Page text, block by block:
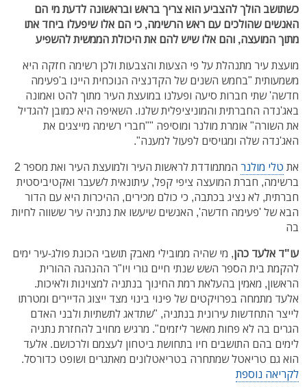
כשתושב הולך להצביע הוא צריך בראש ובראשונה לדעת מי הם
האנשים שהולכים עם ראש הרשימה, כי הם אלו שיפעלו ביחד אתו
מתוך המועצה, והם אלו שיש להם את היכולת הממשית להשפיע
מועצת עיר מתנהלת על פי הצעות והצבעות ולכן רשימה חזקה היא
משמעותית "בחמש השנים של הקדנציה הנוכחית היינו ב'פעימה
חדשה' שתי חברות סיעה ופעלנו במועצת העיר מתוך להט ואמונה
באג'נדה החברתית והמוניציפלית שלנו. השאיפה היא כמובן להגדיל
את השורה" אומרת מולנר ומוסיפה ""חברי רשימה מייצגים את
האג'נדה שלה ומגויסים לפעול למענה".
את טלי מולנר
המתמודדת לראשות העיר ולמועצת העיר ואת מספר 2
ברשימה, חברת המועצה ציפי קפל, עיתונאית לשעבר ואקטיביסטית
חברתית, לא נציג בכתבה, כי כולם מכירים, ההיכרות היא עם הדור
הבא של 'פעימה חדשה', האנשים שיעשו את נתניה עיר ששווה לחיות
בה
עו"ד אלעד כהן, מי שהיה ממובילי מאבק תושבי הכונת פולג-עיר ימים
להקמת בית הספר השש שנתי חיים גורי ויו"ר ההנהגה ההורית
הראשון, מאמין בהעלאת רמת החינוך בנתניה למצוינות ולאיכות.
אלעד מתמחה בפרויקטים של פינוי בינוי מצד ייצוג הדיירים ומטרתו
לייצר התחדשות עירונית בנתניה, "שתדאג לתשתיות ולבני האדם
הגרים בה לא פחות מאשר ליזמים". מרגיש מחויב להחזרת נתניה
לימים בהם התושבים חיו בתחושת ביטחון לעצמם ולרכושם. אלעד
הוא גם טריאטל שמתחרה בטריאטלונים מאתגרים ושופט כדורסל.
לקריאה נוספת